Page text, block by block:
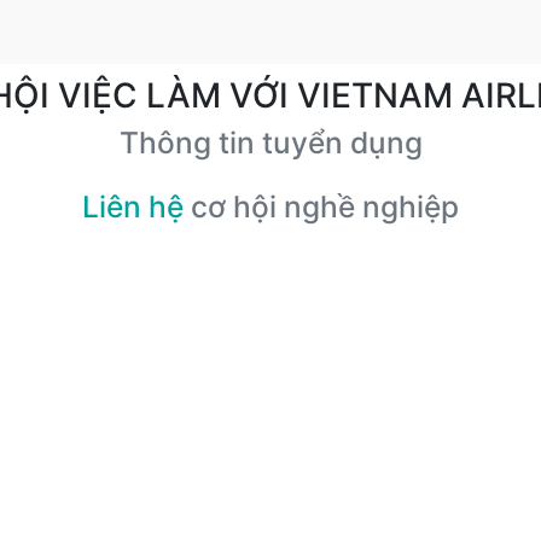
VIỆC LÀM VỚI VIETNAM
Thông tin tuyển dụng
Liên hệ cơ hội nghề nghiệp